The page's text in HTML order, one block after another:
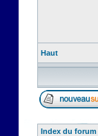
Haut
Index du forum